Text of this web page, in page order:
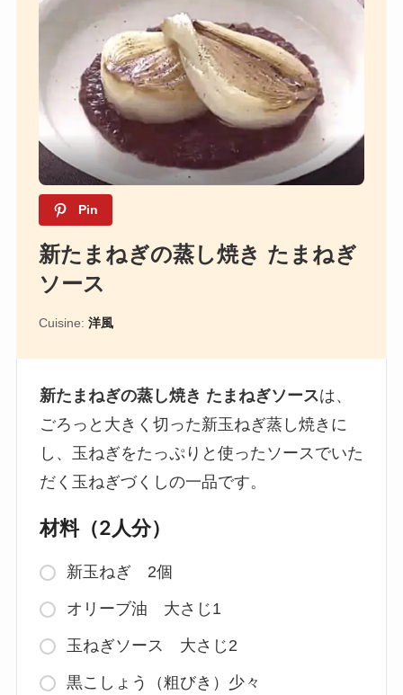
Pin
新たまねぎの蒸し焼き たまねぎ
ソース
Cuisine: 洋風
新たまねぎの蒸し焼き たまねぎソースは、
ごろっと大きく切った新玉ねぎ蒸し焼きに
し、玉ねぎをたっぷりと使ったソースでいた
だく玉ねぎづくしの一品です。
材料（2人分）
新玉ねぎ 2個
オリーブ油 大さじ1
玉ねぎソース 大さじ2
黒こしょう（粗びき）少々